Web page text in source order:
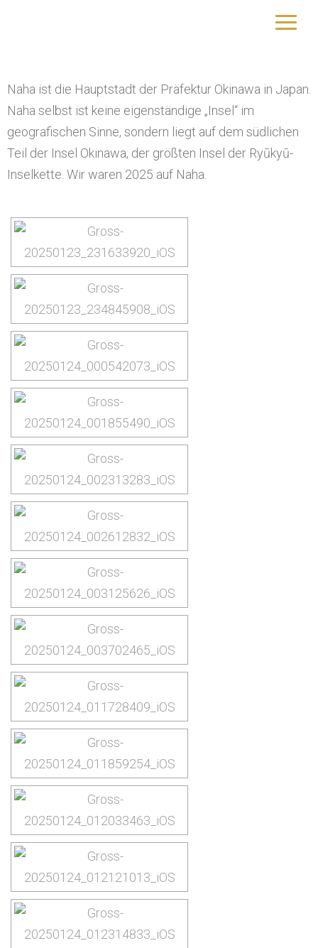
Naha ist die Hauptstadt der Präfektur Okinawa in Japan.
Naha selbst ist keine eigenständige „Insel“ im
geografischen Sinne, sondern liegt auf dem südlichen
Teil der Insel Okinawa, der größten Insel der Ryūkyū-
Inselkette. Wir waren 2025 auf Naha.